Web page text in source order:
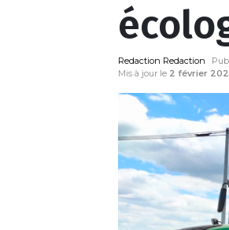
Redaction Redaction
Mis à jour le 2 février